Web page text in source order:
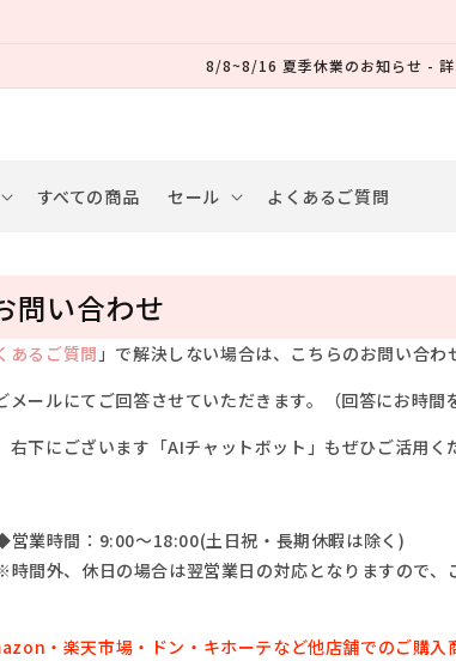
8/8~8/16 夏季休業のお知らせ - 詳
すべての商品 セール よくあるご質問
問い合わせ
あるご質問」で解決しない場合は、 こちらのお問い合わ
メールにてご回答させていただきます。（回答にお時間
右下にございます「AIチャットボット」もぜひご活用く
営業時間：9:00～18:00(土日祝・長期休暇は除く)
時間外、休日の場合は翌営業日の対応となりますので、
・楽天市場・ ドン・キホーテなど他店舗でのご購入